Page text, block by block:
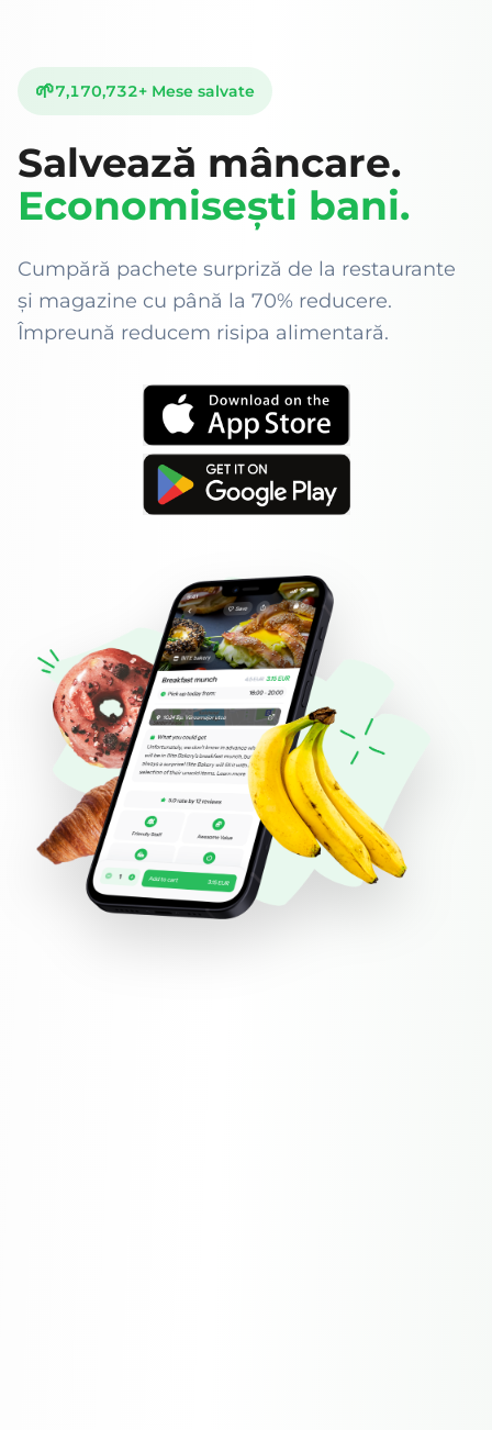
🌱7,170,732+ Mese salvate
Salvează mâncare.
Economisești bani.
Cumpără pachete surpriză de la restaurante
și magazine cu până la 70% reducere.
Împreună reducem risipa alimentară.